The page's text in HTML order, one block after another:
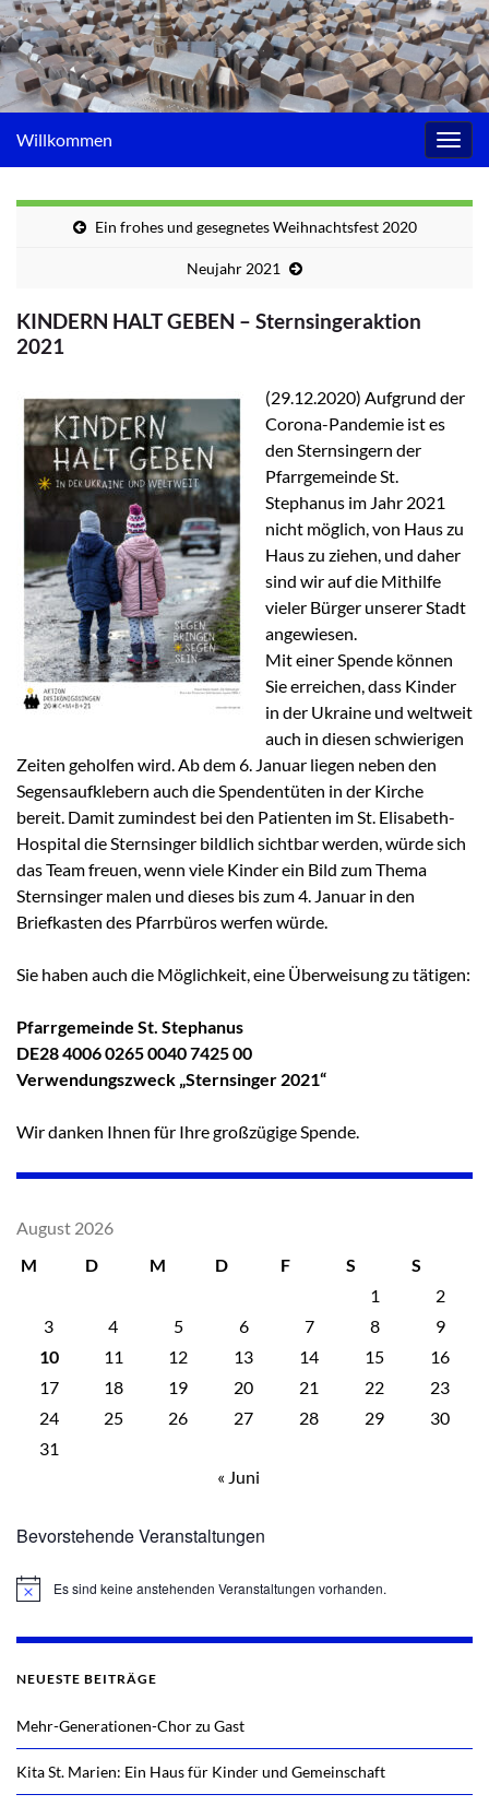
Willkommen
Ein frohes und gesegnetes Weihnachtsfest 2020
Neujahr 2021
KINDERN HALT GEBEN – Sternsingeraktion
2021
(29.12.2020) Aufgrund der
Corona-Pandemie ist es
den Sternsingern der
Pfarrgemeinde St.
Stephanus im Jahr 2021
nicht möglich, von Haus zu
Haus zu ziehen, und daher
sind wir auf die Mithilfe
vieler Bürger unserer Stadt
angewiesen.
Mit einer Spende können
Sie erreichen, dass Kinder
in der Ukraine und weltweit
auch in diesen schwierigen
Zeiten geholfen wird. Ab dem 6. Januar liegen neben den
Segensaufklebern auch die Spendentüten in der Kirche
bereit. Damit zumindest bei den Patienten im St. Elisabeth-
Hospital die Sternsinger bildlich sichtbar werden, würde sich
das Team freuen, wenn viele Kinder ein Bild zum Thema
Sternsinger malen und dieses bis zum 4. Januar in den
Briefkasten des Pfarrbüros werfen würde.
Sie haben auch die Möglichkeit, eine Überweisung zu tätigen:
Pfarrgemeinde St. Stephanus
DE28 4006 0265 0040 7425 00
Verwendungszweck „Sternsinger 2021“
Wir danken Ihnen für Ihre großzügige Spende.
August 2026
M
D M D F S
S
1
2
3
4 5 6 7 8
9
10
11 12 13 14 15
16
17
18 19 20 21 22
23
24
25 26 27 28 29
30
31
« Juni
Bevorstehende Veranstaltungen
HinweisEs sind keine anstehenden Veranstaltungen vorhanden.
NEUESTE BEITRÄGE
Mehr-Generationen-Chor zu Gast
Kita St. Marien: Ein Haus für Kinder und Gemeinschaft